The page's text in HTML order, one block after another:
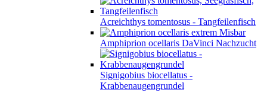
Acreichthys tomentosus - Tangfeilenfisch
Amphiprion ocellaris DaVinci Nachzucht
Signigobius biocellatus -
Krabbenaugengrundel